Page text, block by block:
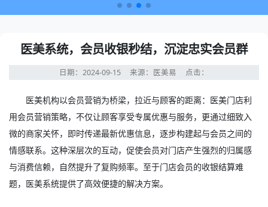
医美系统，会员收银秒结，沉淀忠实会员群
日期：2024-09-15 来源：医美易 点击：
医美机构以会员营销为桥梁，拉近与顾客的距离：医美门店利
用会员营销策略，不仅让顾客享受专属优惠与服务，更通过细致入
微的商家关怀，即时传递最新优惠信息，逐步构建起与会员之间的
情感联系。这种深层次的互动，促使会员对门店产生强烈的归属感
与消费信赖，自然提升了复购频率。至于门店会员的收银结算难
题， 医美系统提供了高效便捷的解决方案。